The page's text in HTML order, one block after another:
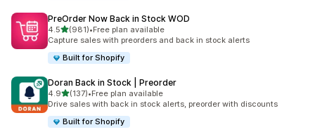
PreOrder Now Back in Stock WOD
4.5별 5개 중
(981)
총 리뷰 981개
•Free plan available
Capture sales with preorders and back in stock alerts
Built for Shopify
Doran Back in Stock | Preorder
4.9별 5개 중
(137)
총 리뷰 137개
•Free plan available
Drive sales with back in stock alerts, preorder with discounts
Built for Shopify